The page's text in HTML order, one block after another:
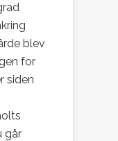
blev
for
siden
går